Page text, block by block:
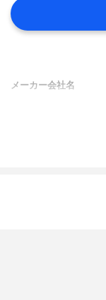
メーカー会社名